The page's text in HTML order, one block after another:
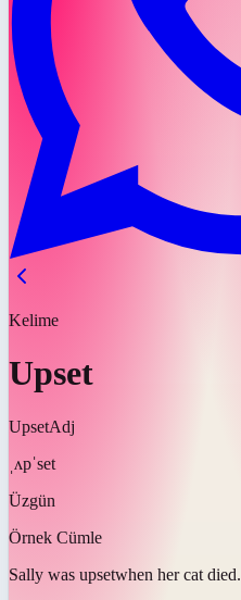
Kelime
Upset
UpsetAdj
ˌʌpˈset
Üzgün
Örnek Cümle
Sally was upsetwhen her cat died.